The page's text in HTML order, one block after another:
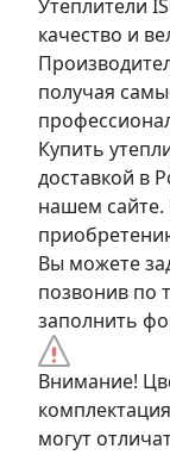
Утеплители
качество и
получая
Купить
доставкой в
нашем сайте.
Вы можете
позвонив по
заполнить
Внимание!
могут